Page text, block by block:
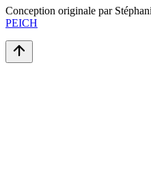
Conception originale par
PEICH